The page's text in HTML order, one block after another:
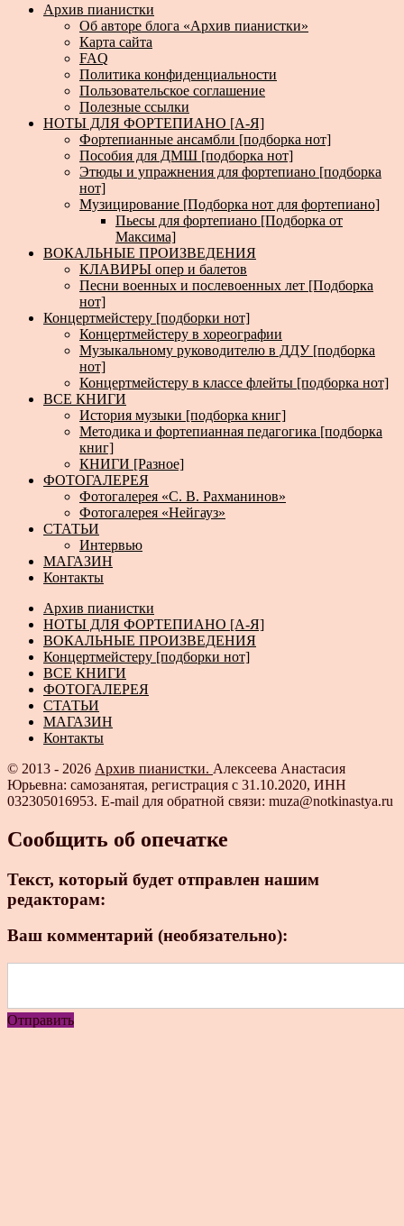
Архив пианистки
Об авторе блога «Архив пианистки»
Карта сайта
FAQ
Политика конфиденциальности
Пользовательское соглашение
Полезные ссылки
НОТЫ ДЛЯ ФОРТЕПИАНО [А-Я]
Фортепианные ансамбли [подборка нот]
Пособия для ДМШ [подборка нот]
Этюды и упражнения для фортепиано [подборка
нот]
Музицирование [Подборка нот для фортепиано]
Пьесы для фортепиано [Подборка от
Максима]
ВОКАЛЬНЫЕ ПРОИЗВЕДЕНИЯ
КЛАВИРЫ опер и балетов
Песни военных и послевоенных лет [Подборка
нот]
Концертмейстеру [подборки нот]
Концертмейстеру в хореографии
Музыкальному руководителю в ДДУ [подборка
нот]
Концертмейстеру в классе флейты [подборка нот]
ВСЕ КНИГИ
История музыки [подборка книг]
Методика и фортепианная педагогика [подборка
книг]
КНИГИ [Разное]
ФОТОГАЛЕРЕЯ
Фотогалерея «С. В. Рахманинов»
Фотогалерея «Нейгауз»
СТАТЬИ
Интервью
МАГАЗИН
Контакты
Архив пианистки
НОТЫ ДЛЯ ФОРТЕПИАНО [А-Я]
ВОКАЛЬНЫЕ ПРОИЗВЕДЕНИЯ
Концертмейстеру [подборки нот]
ВСЕ КНИГИ
ФОТОГАЛЕРЕЯ
СТАТЬИ
МАГАЗИН
Контакты
© 2013 - 2026 Архив пианистки. Алексеева Анастасия
Юрьевна: самозанятая, регистрация с 31.10.2020, ИНН
032305016953. E-mail для обратной связи: muza@notkinastya.ru
Сообщить об опечатке
Текст, который будет отправлен нашим
редакторам:
Ваш комментарий (необязательно):
Отправить